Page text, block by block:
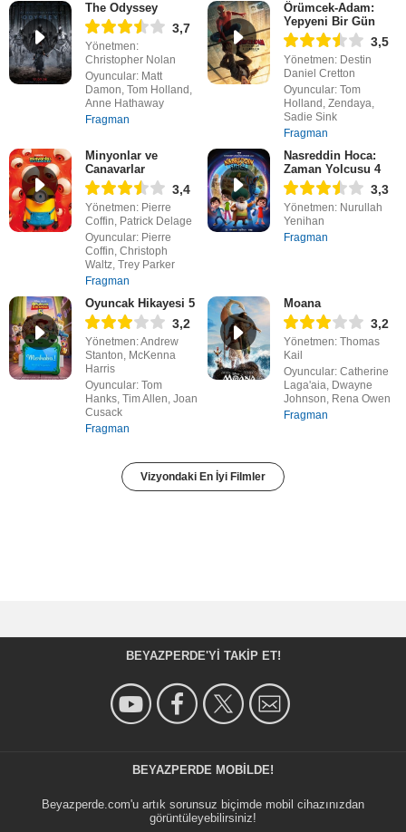
The Odyssey
3,7
Yönetmen:
Christopher Nolan
Oyuncular: Matt
Damon, Tom Holland,
Anne Hathaway
Fragman
Örümcek-Adam:
Yepyeni Bir Gün
3,5
Yönetmen: Destin
Daniel Cretton
Oyuncular: Tom
Holland, Zendaya,
Sadie Sink
Fragman
Minyonlar ve
Canavarlar
3,4
Yönetmen: Pierre
Coffin, Patrick Delage
Oyuncular: Pierre
Coffin, Christoph
Waltz, Trey Parker
Fragman
Nasreddin Hoca:
Zaman Yolcusu 4
3,3
Yönetmen: Nurullah
Yenihan
Fragman
Oyuncak Hikayesi 5
3,2
Yönetmen: Andrew
Stanton, McKenna
Harris
Oyuncular: Tom
Hanks, Tim Allen, Joan
Cusack
Fragman
Moana
3,2
Yönetmen: Thomas
Kail
Oyuncular: Catherine
Laga'aia, Dwayne
Johnson, Rena Owen
Fragman
Vizyondaki En İyi Filmler
BEYAZPERDE'YI TAKIP ET!
BEYAZPERDE MOBILDE!
Beyazperde.com'u artık sorunsuz biçimde mobil cihazınızdan
görüntüleyebilirsiniz!